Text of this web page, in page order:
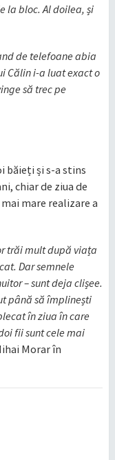
la bloc. Al doilea, și
de telefoane abia
Călin i-a luat exact o
să trec pe
băieți și s-a stins
chiar de ziua de
mare realizare a
trăi mult după viața
Dar semnele
– sunt deja clișee.
până să împlinești
în ziua în care
fii sunt cele mai
Morar în